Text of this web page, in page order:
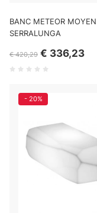
BANC METEOR MOYEN
SERRALUNGA
€ 420,29 € 336,23
- 20%